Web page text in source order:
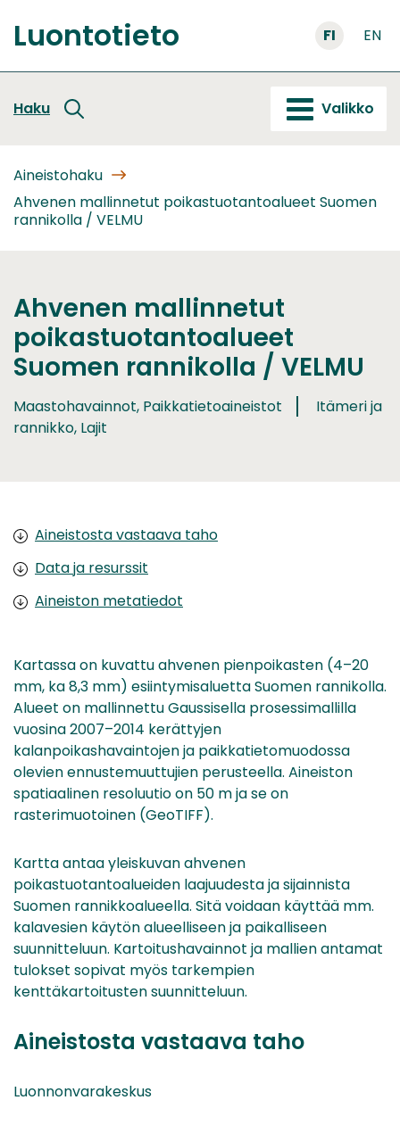
sisältöön
Etusivu
Luontotieto FI EN
Haku Valikko
Aineistohaku
Ahvenen mallinnetut poikastuotantoalueet Suomen
rannikolla / VELMU
Ahvenen mallinnetut
poikastuotantoalueet
Suomen rannikolla / VELMU
Maastohavainnot, Paikkatietoaineistot
Itämeri ja
rannikko, Lajit
Aineistosta vastaava taho
Data ja resurssit
Aineiston metatiedot
Kartassa on kuvattu ahvenen pienpoikasten (4–20
mm, ka 8,3 mm) esiintymisaluetta Suomen rannikolla.
Alueet on mallinnettu Gaussisella prosessimallilla
vuosina 2007–2014 kerättyjen
kalanpoikashavaintojen ja paikkatietomuodossa
olevien ennustemuuttujien perusteella. Aineiston
spatiaalinen resoluutio on 50 m ja se on
rasterimuotoinen (GeoTIFF).
Kartta antaa yleiskuvan ahvenen
poikastuotantoalueiden laajuudesta ja sijainnista
Suomen rannikkoalueella. Sitä voidaan käyttää mm.
kalavesien käytön alueelliseen ja paikalliseen
suunnitteluun. Kartoitushavainnot ja mallien antamat
tulokset sopivat myös tarkempien
kenttäkartoitusten suunnitteluun.
Aineistosta vastaava taho
Luonnonvarakeskus